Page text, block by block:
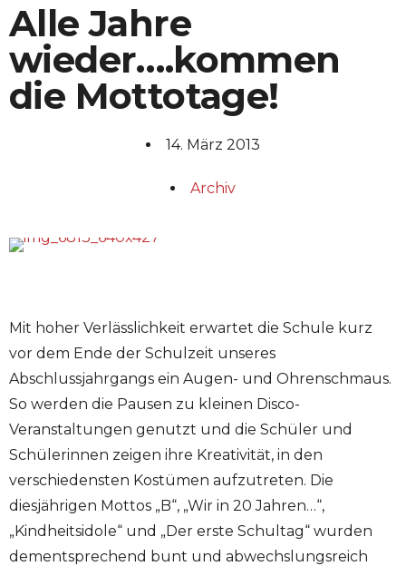
Alle Jahre
wieder….kommen
die Mottotage!
14. März 2013
Archiv
Mit hoher Verlässlichkeit erwartet die Schule kurz
vor dem Ende der Schulzeit unseres
Abschlussjahrgangs ein Augen- und Ohrenschmaus.
So werden die Pausen zu kleinen Disco-
Veranstaltungen genutzt und die Schüler und
Schülerinnen zeigen ihre Kreativität, in den
verschiedensten Kostümen aufzutreten. Die
diesjährigen Mottos „B“, „Wir in 20 Jahren…“,
„Kindheitsidole“ und „Der erste Schultag“ wurden
dementsprechend bunt und abwechslungsreich